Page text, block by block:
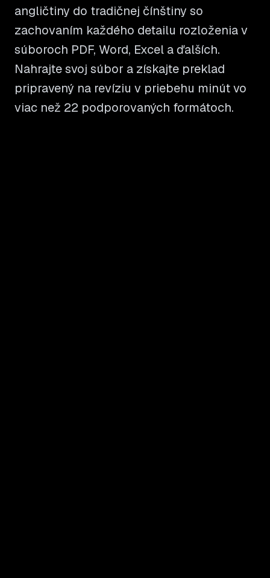
angličtiny do tradičnej čínštiny so
zachovaním každého detailu rozloženia v
súboroch PDF, Word, Excel a ďalších.
Nahrajte svoj súbor a získajte preklad
pripravený na revíziu v priebehu minút vo
viac než 22 podporovaných formátoch.